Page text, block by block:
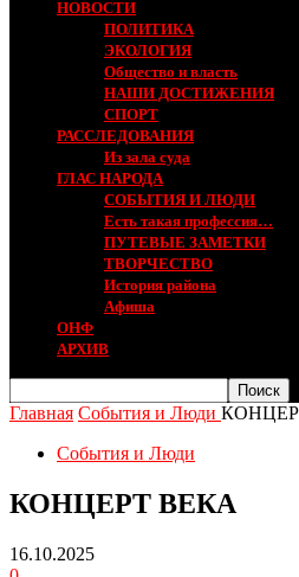
НОВОСТИ
ПОЛИТИКА
ЭКОЛОГИЯ
Общество и власть
НАШИ ДОСТИЖЕНИЯ
СПОРТ
РАССЛЕДОВАНИЯ
Из зала суда
ГЛАС НАРОДА
СОБЫТИЯ И ЛЮДИ
Есть такая профессия…
ПУТЕВЫЕ ЗАМЕТКИ
ТВОРЧЕСТВО
История района
Афиша
ОНФ
АРХИВ
Главная События и Люди
События и Люди
КОНЦЕРТ ВЕКА
16.10.2025